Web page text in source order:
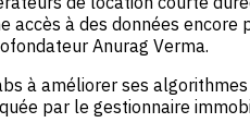
à des données
Anurag Verma.
à améliorer ses
par le gestionnaire